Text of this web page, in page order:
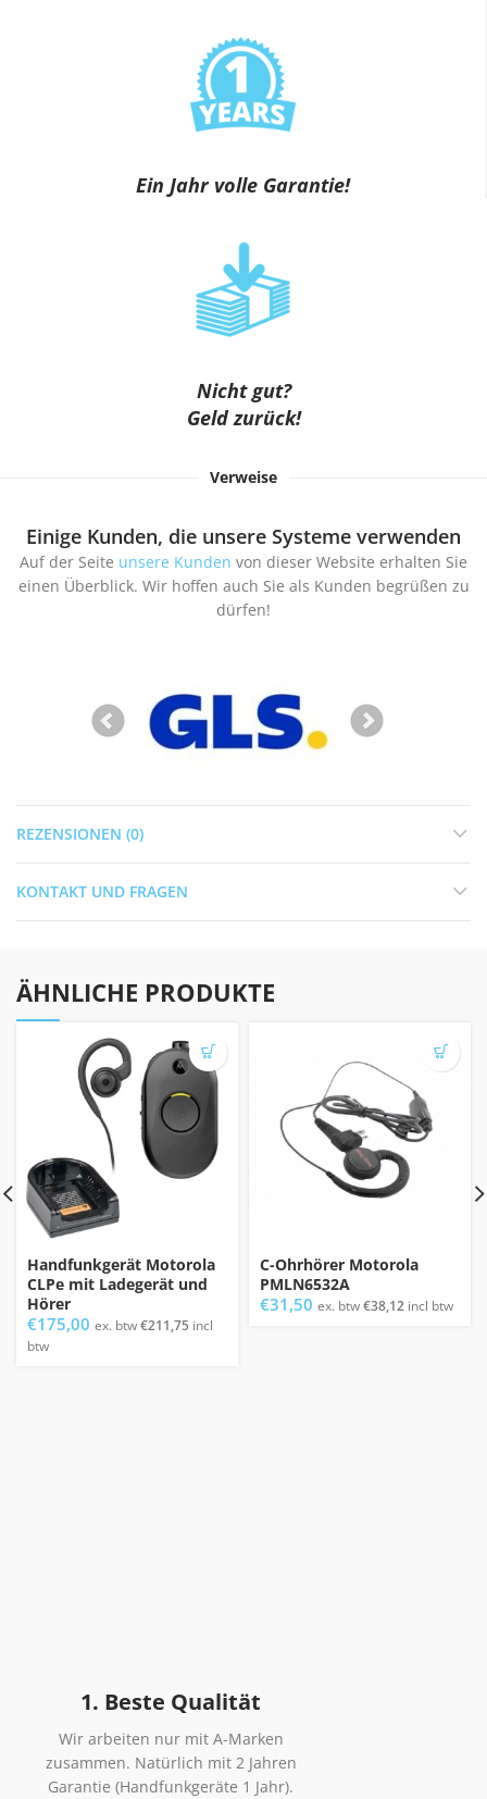
Ein Jahr volle Garantie!
Nicht gut?
Geld zurück!
Verweise
Einige Kunden, die unsere Systeme verwenden
Auf der Seite unsere Kunden von dieser Website erhalten Sie
einen Überblick. Wir hoffen auch Sie als Kunden begrüßen zu
dürfen!
REZENSIONEN (0)
KONTAKT UND FRAGEN
ÄHNLICHE PRODUKTE
Handfunkgerät Motorola
CLPe mit Ladegerät und
Hörer
€175,00 ex. btw€211,75 incl
btw
C-Ohrhörer Motorola
PMLN6532A
€31,50 ex. btw€38,12 incl btw
1. Beste Qualität
Wir arbeiten nur mit A-Marken
zusammen. Natürlich mit 2 Jahren
Garantie (Handfunkgeräte 1 Jahr).